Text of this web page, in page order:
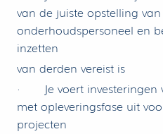
van de juiste opstelling
onderhoudspersoneel en
inzetten
van derden vereist is
· Je voert investeringen
met opleveringsfase uit
projecten